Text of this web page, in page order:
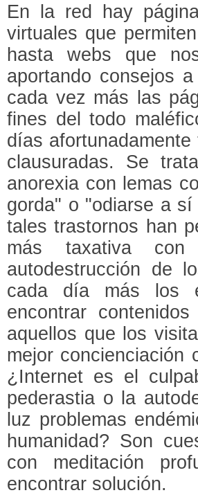
En la red hay
virtuales que
hasta webs que
aportando consejos
cada vez más las
fines del todo
días
clausuradas. Se
anorexia con lemas
gorda" o "odiarse a
tales trastornos han
más taxativa
autodestrucción de
cada día más los
encontrar
aquellos que los
mejor concienciación
¿Internet es el
pederastia o la
luz problemas
humanidad? Son
con meditación
encontrar solución.